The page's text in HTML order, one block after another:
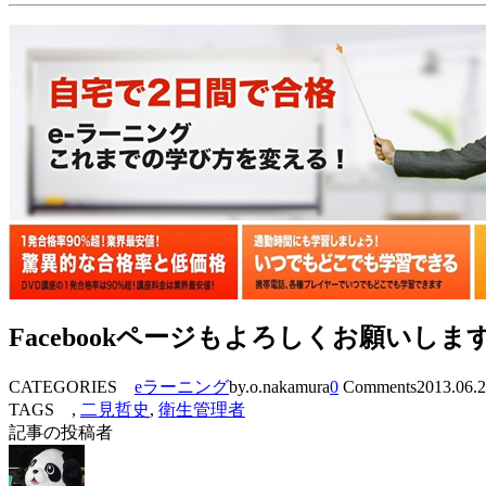
Facebookページもよろしくお願いしま
CATEGORIES eラーニングby.o.nakamura0 Comments
TAGS , 二見哲史, 衛生管理者
記事の投稿者